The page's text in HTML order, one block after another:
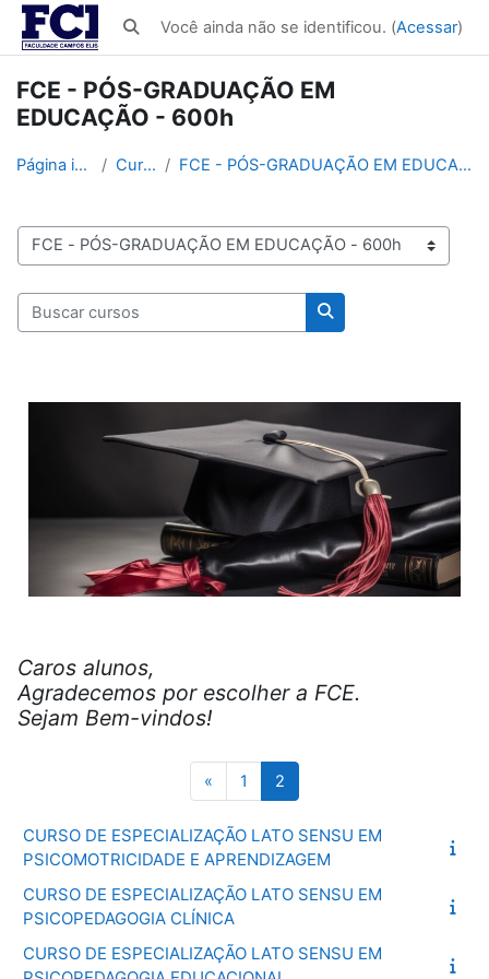
Ir para o conteúdo principal
Alternar entrada de pesquisa
Você ainda não se identificou. (Acessar)
FCE - PÓS-GRADUAÇÃO EM
EDUCAÇÃO - 600h
Página inicial Cursos FCE - PÓS-GRADUAÇÃO EM EDUCAÇÃO - 600h
Categorias de Cursos
Buscar cursos
Buscar cursos
Caros alunos,
Agradecemos por escolher a FCE.
Sejam Bem-vindos!
« Página anterior
1 Página 1
2
CURSO DE ESPECIALIZAÇÃO LATO SENSU EM
PSICOMOTRICIDADE E APRENDIZAGEM
CURSO DE ESPECIALIZAÇÃO LATO SENSU EM
PSICOPEDAGOGIA CLÍNICA
CURSO DE ESPECIALIZAÇÃO LATO SENSU EM